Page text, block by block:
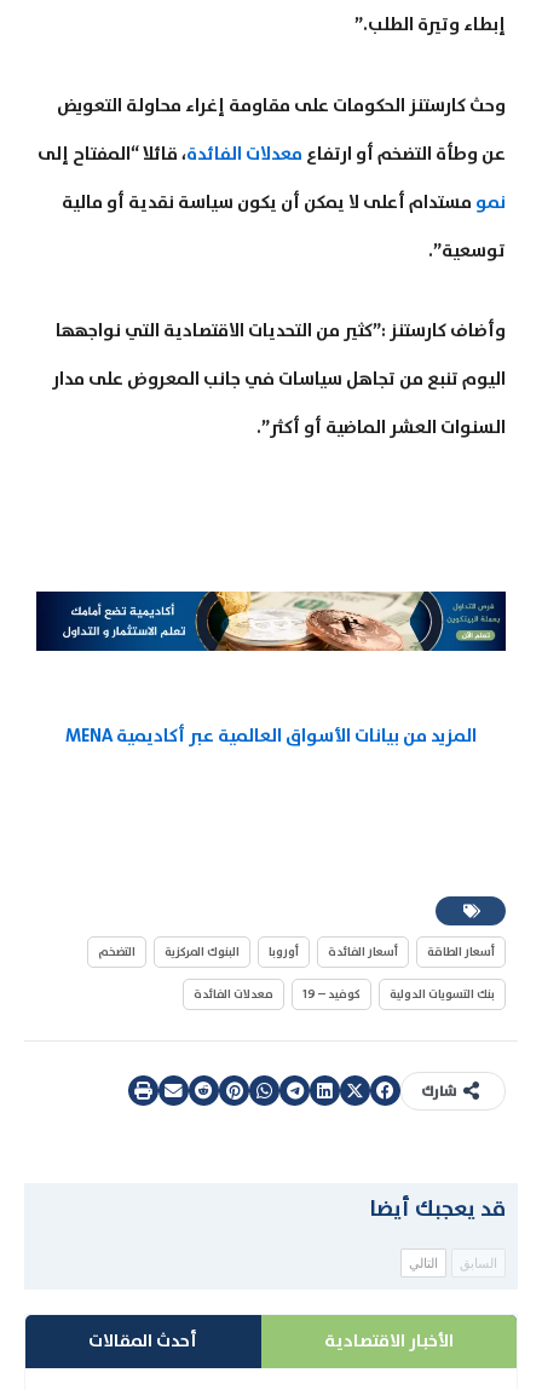
إبطاء وتيرة الطلب.”
وحث كارستنز الحكومات على مقاومة إغراء محاولة التعويض
عن وطأة التضخم أو ارتفاع معدلات الفائدة، قائلا “المفتاح إلى
نمو مستدام أعلى لا يمكن أن يكون سياسة نقدية أو مالية
توسعية”.
وأضاف كارستنز :”كثير من التحديات الاقتصادية التي نواجهها
اليوم تنبع من تجاهل سياسات في جانب المعروض على مدار
السنوات العشر الماضية أو أكثر”.
المزيد من بيانات الأسواق العالمية عبر أكاديمية MENA
أسعار الطاقة أسعار الفائدة أوروبا البنوك المركزية التضخم
بنك التسويات الدولية كوفيد – 19 معدلات الفائدة
شارك
قد يعجبك أيضا
السابق التالي
الأخبار الاقتصادية أحدث المقالات